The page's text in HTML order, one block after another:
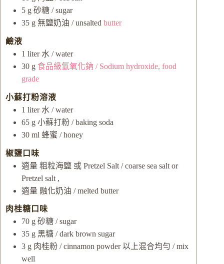
5 g 砂糖 / sugar
35 g 無鹽奶油 / unsalted butter
鹼液
1 liter 水 / water
30 g 食品級氫氧化鈉 / Sodium hydroxide, food
grade
小蘇打粉溶液
1 liter 水 / water
65 g 小蘇打粉 / baking soda
30 ml 蜂蜜 / honey
椒鹽口味
適量 粗粒海鹽 或 Pretzel Salt / coarse sea salt or
Pretzel salt ,
適量 融化奶油 / melted butter
肉桂糖口味
70 g 砂糖 / sugar
35 g 黑糖 / dark brown sugar
3 g 肉桂粉 / cinnamon powder 以上混合均勻 / mix
well